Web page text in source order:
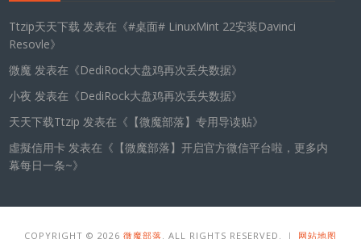
Ttzip天天下载 发表在《#桌面# LinuxMint 22安装Davinci
Resovle》
微魔 发表在《DediRock大盘鸡再次丢失数据》
小夜 发表在《DediRock大盘鸡再次丢失数据》
天天下载Ttzip 发表在《 【微魔部落】专用导读贴》
虛擬信用卡 发表在《 【微魔部落】开启官方微信平台啦，更多内
幕每日一条~》
COPYRIGHT © 2026 微魔部落 . ALL RIGHTS RESERVED. ｜ 网站地图